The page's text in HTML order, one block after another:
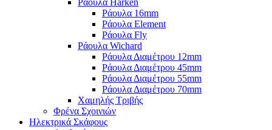
Ράουλα Harken
Ράουλα 16mm
Ράουλα Element
Ράουλα Fly
Ράουλα Wichard
Ράουλα Διαμέτρου 12mm
Ράουλα Διαμέτρου 45mm
Ράουλα Διαμέτρου 55mm
Ράουλα Διαμέτρου 70mm
Χαμηλής Τριβής
Φρένα Σχοινιών
Ηλεκτρικά Σκάφους